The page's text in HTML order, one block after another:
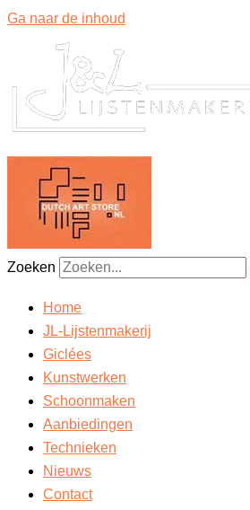
Ga naar de inhoud
Zoeken
Home
JL-Lijstenmakerij
Giclées
Kunstwerken
Schoonmaken
Aanbiedingen
Technieken
Nieuws
Contact